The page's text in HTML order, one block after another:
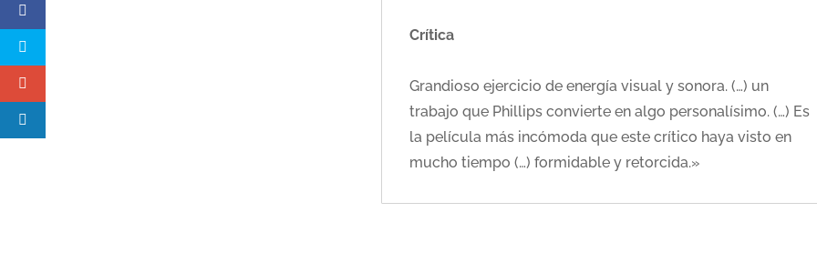
Crítica
Grandioso ejercicio de energía visual y sonora. (…) un
trabajo que Phillips convierte en algo personalísimo. (…) Es
la película más incómoda que este crítico haya visto en
mucho tiempo (…) formidable y retorcida.»